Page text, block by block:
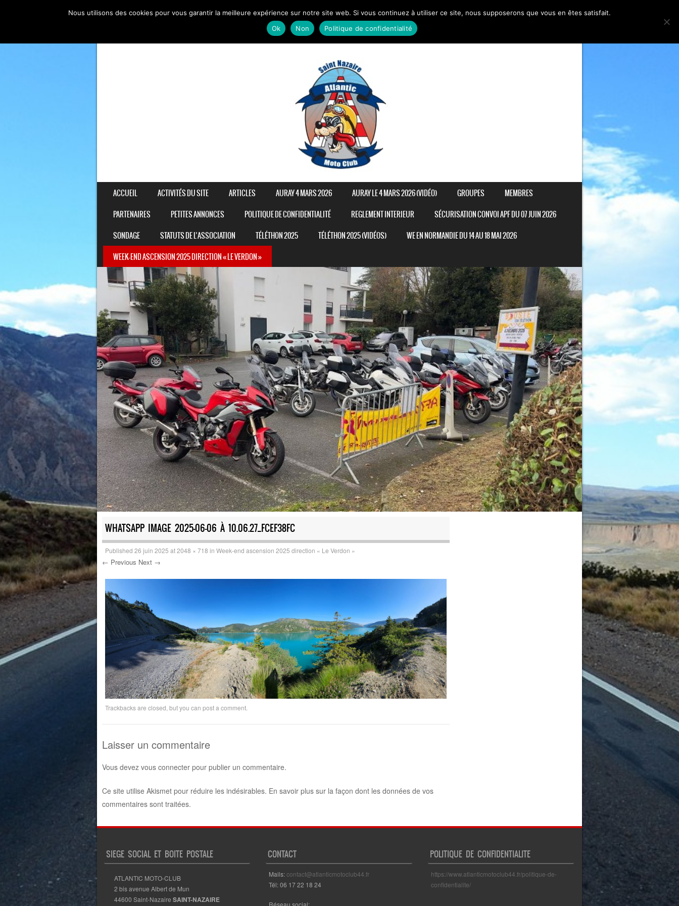
MENU
SKIP TO CONTENT
ACCUEIL ACTIVITÉS DU SITE ARTICLES AURAY 4 MARS 2026 AURAY LE 4 MARS 2026 (VIDÉO) GROUPES
MEMBRES
PARTENAIRES
PETITES ANNONCES POLITIQUE DE CONFIDENTIALITÉ REGLEMENT INTERIEUR
SÉCURISATION CONVOI APF DU 07 JUIN 2026
SONDAGE
STATUTS DE L’ASSOCIATION TÉLÉTHON 2025 TÉLÉTHON 2025 (VIDÉOS)
WE EN NORMANDIE DU 14 AU 18 MAI 2026
WEEK-END ASCENSION 2025 DIRECTION « LE VERDON »
WHATSAPP IMAGE 2025-06-06 À 10.06.27_FCEF38FC
Published 26 juin 2025 at2048 × 718 in Week-end ascension 2025 direction « Le Verdon »
← Previous Next →
Trackbacks are closed, but you can post a comment.
Laisser un commentaire
Vous devez vous connecterpour publier un commentaire.
Ce site utilise Akismet pour réduire les indésirables. En savoir plus sur la façon dont les données de vos
commentaires sont traitées.
SIEGE SOCIAL ET BOITE POSTALE
ATLANTIC MOTO-CLUB
2 bis avenue Albert de Mun
44600 Saint-Nazaire SAINT-NAZAIRE
CONTACT
Mails:contact@atlanticmotoclub44.fr
Tél: 06 17 22 18 24
POLITIQUE DE CONFIDENTIALITE
https://www.atlanticmotoclub44.fr/politique-de-
confidentialite/
Nous utilisons des cookies pour vous garantir la meilleure expérience sur notre site web. Si vous continuez à utiliser ce site, nous supposerons que vous en êtes satisfait.
Ok
Non Politique de confidentialité